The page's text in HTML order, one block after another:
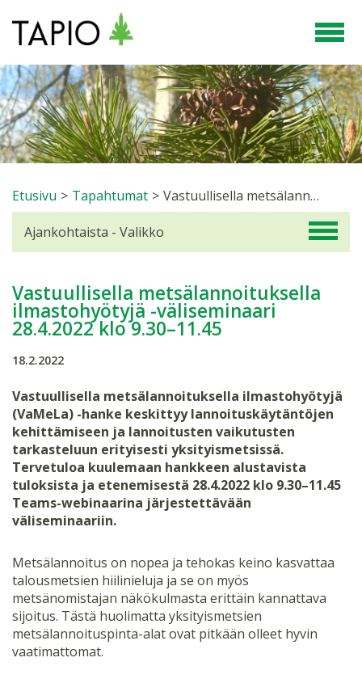
Etusivu > Tapahtumat > Vastuullisella metsälannoituksella ilmastohyötyjä -väliseminaari 28.4.2022 klo 9.30–11.45
Vastuullisella metsälannoituksella
ilmastohyötyjä -väliseminaari
28.4.2022 klo 9.30–11.45
18.2.2022
Vastuullisella metsälannoituksella ilmastohyötyjä
(VaMeLa) -hanke keskittyy lannoituskäytäntöjen
kehittämiseen ja lannoitusten vaikutusten
tarkasteluun erityisesti yksityismetsissä.
Tervetuloa kuulemaan hankkeen alustavista
tuloksista ja etenemisestä 28.4.2022 klo 9.30–11.45
Teams-webinaarina järjestettävään
väliseminaariin.
Metsälannoitus on nopea ja tehokas keino kasvattaa
talousmetsien hiilinieluja ja se on myös
metsänomistajan näkökulmasta erittäin kannattava
sijoitus. Tästä huolimatta yksityismetsien
metsälannoituspinta-alat ovat pitkään olleet hyvin
vaatimattomat.
Ajankohtaista - Valikko